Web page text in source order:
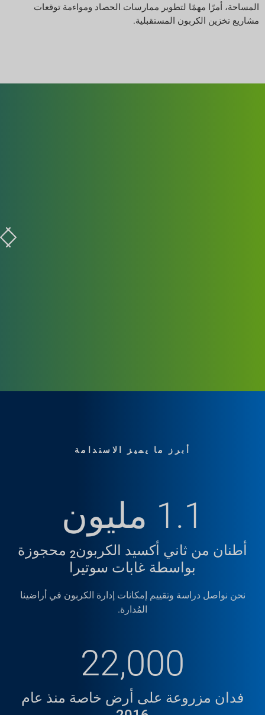
المساحة، أمرًا مهمًا لتطوير ممارسات الحصاد ومواءمة توقعات
مشاريع تخزين الكربون المستقبلية.
برنامج برميل المطر
يحصل على جائزة
الإشراف البيئي
أبرز ما يميز الاستدامة
1.1 مليون
أطنان من ثاني أكسيد الكربون2 محجوزة
بواسطة غابات سوتيرا
نحن نواصل دراسة وتقييم إمكانات إدارة الكربون في أراضينا
المُدارة.
22,000
فدان مزروعة على أرض خاصة منذ عام